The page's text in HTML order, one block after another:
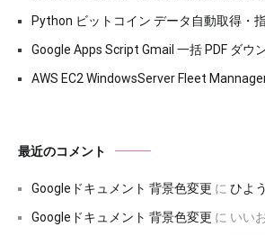
Python ビットコイン データ自動取得・
Google Apps Script Gmail 一括 PDF ダウ
AWS EC2 WindowsServer Fleet
最近のコメント
Googleドキュメント 背景色変更 に ひよ
Googleドキュメント 背景色変更 に いい